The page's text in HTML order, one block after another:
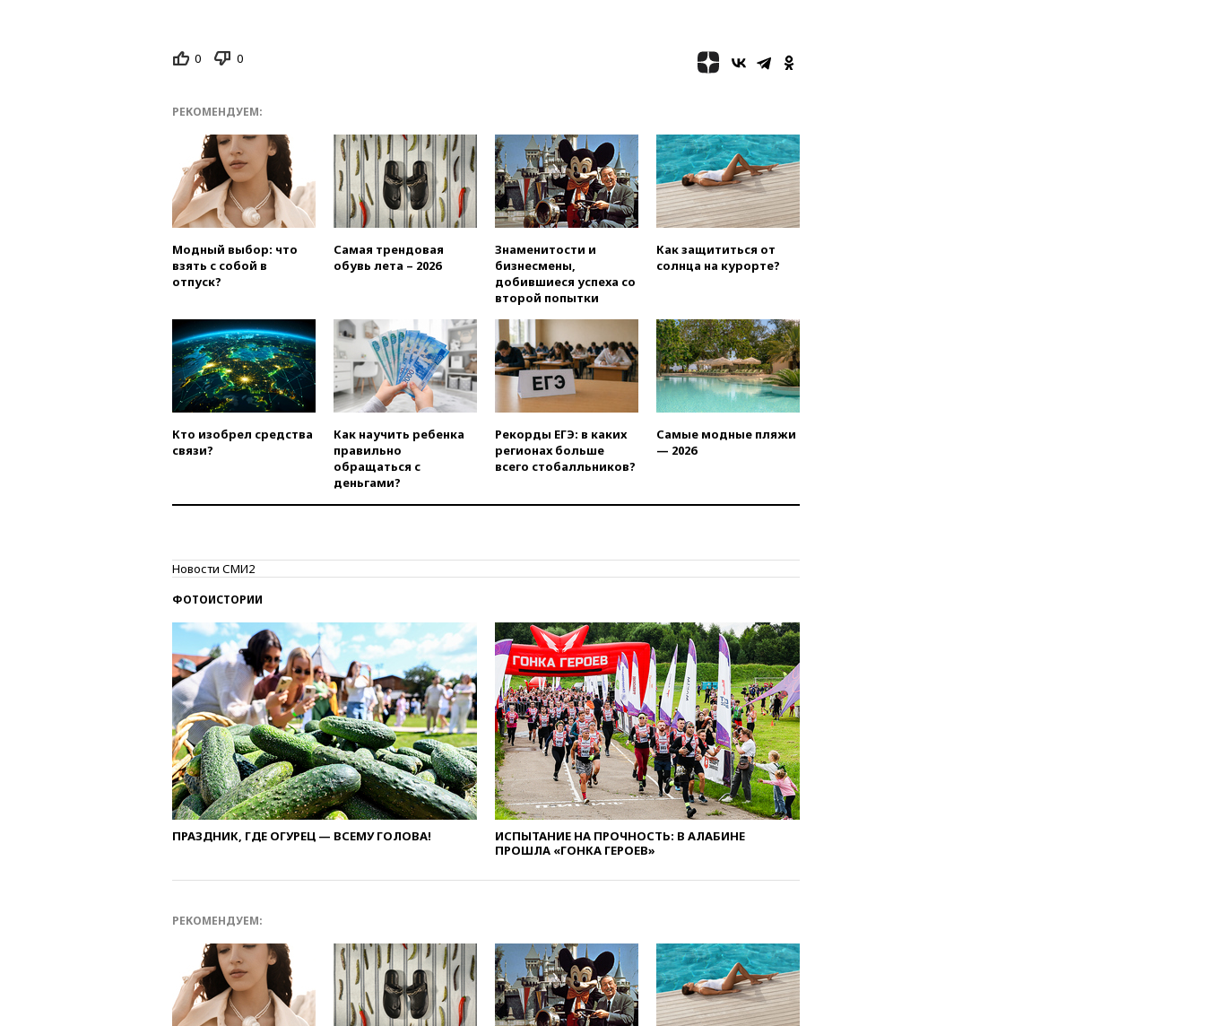
о ситуации на добропольском
Rights Foundation
21:35
«Аэрофлот» отменяет
часть рейсов в Сочи и
Геленджик
21:25
Руслан Терновой
выиграл золото чемпионата
Европы в прыжках с 10-
метровой вышки
обращений о прекращении
концессии строительства ж/д
в Армении
21:00
В России вновь
обсуждают эксперимент по
онлайн-продаже алкоголя
20:45
Матвиенко: россиянам
могут рекомендовать не
посещать Армению
20:35ПВО за день сбила еще
20:27Ямпольская призвала
оптимизировать олимпиады
20:15Минтранс предложил
оплачивать защиту дорог от
БПЛА из средств на ремонт
20:00 Зеленский 8 августа
посетит Сербию с
официальным визитом
19:58В Госдуму будет внесен
законопроект об отмене ЕГЭ
19:50Аэропорты Сочи и
Ярославля приостановили
работу
19:35WP: Трамп призвал
поддержать Вэнса на выборах
превысило максимум 2022
года
19:15
Жуковский и аэропорт
Геленджика возобновили
работу
0 0
РЕКОМЕНДУЕМ:
Модный выбор: что
взять с собой в
отпуск?
Самая трендовая
обувь лета – 2026
Знаменитости и
бизнесмены,
добившиеся успеха со
второй попытки
Как защититься от
солнца на курорте?
Кто изобрел средства
связи?
Как научить ребенка
правильно
обращаться с
деньгами?
Рекорды ЕГЭ: в каких
регионах больше
всего стобалльников?
Самые модные пляжи
— 2026
Новости СМИ2
ФОТОИСТОРИИ
ПРАЗДНИК, ГДЕ ОГУРЕЦ — ВСЕМУ ГОЛОВА!
ИСПЫТАНИЕ НА ПРОЧНОСТЬ: В АЛАБИНЕ
ПРОШЛА «ГОНКА ГЕРОЕВ»
РЕКОМЕНДУЕМ: